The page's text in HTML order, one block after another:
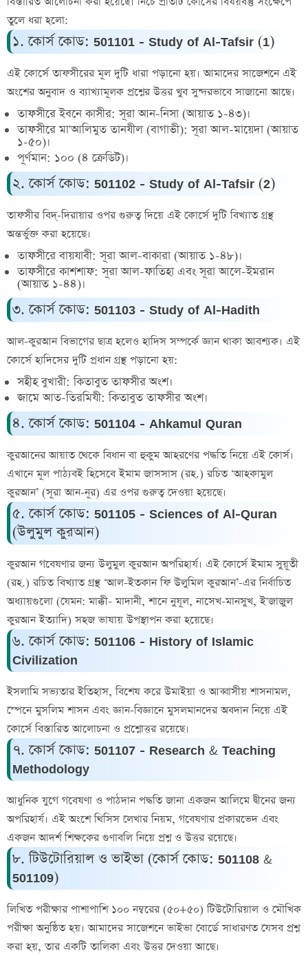
তুলে ধরা হলো:
১. কোর্স কোড: 501101 - Study of Al-Tafsir (1)
এই কোর্সে তাফসীরের মূল দুটি ধারা পড়ানো হয়। আমাদের সাজেশনে এই
অংশের অনুবাদ ও ব্যাখ্যামূলক প্রশ্নের উত্তর খুব সুন্দরভাবে সাজানো আছে।
তাফসীরে ইবনে কাসীর: সূরা আন-নিসা (আয়াত ১-৪৩)।
তাফসীরে মা'আলিমুত তানযীল (বাগাভী): সূরা আল-মায়েদা (আয়াত
১-৫০)।
পূর্ণমান: ১০০ (৪ ক্রেডিট)।
২. কোর্স কোড: 501102 - Study of Al-Tafsir (2)
তাফসীর বিদ্-দিরায়ার ওপর গুরুত্ব দিয়ে এই কোর্সে দুটি বিখ্যাত গ্রন্থ
অন্তর্ভুক্ত করা হয়েছে।
তাফসীরে বায়যাবী: সূরা আল-বাকারা (আয়াত ১-৪৮)।
তাফসীরে কাশশাফ: সূরা আল-ফাতিহা এবং সূরা আলে-ইমরান
(আয়াত ১-৪৪)।
৩. কোর্স কোড: 501103 - Study of Al-Hadith
আল-কুরআন বিভাগের ছাত্র হলেও হাদিস সম্পর্কে জ্ঞান থাকা আবশ্যক। এই
কোর্সে হাদিসের দুটি প্রধান গ্রন্থ পড়ানো হয়:
সহীহ বুখারী: কিতাবুত তাফসীর অংশ।
জামে আত-তিরমিযী: কিতাবুত তাফসীর অংশ।
৪. কোর্স কোড: 501104 - Ahkamul Quran
কুরআনের আয়াত থেকে বিধান বা হুকুম আহরণের পদ্ধতি নিয়ে এই কোর্স।
এখানে মূল পাঠ্যবই হিসেবে ইমাম জাসসাস (রহ.) রচিত ‘আহকামুল
কুরআন’ (সূরা আন-নূর) এর ওপর গুরুত্ব দেওয়া হয়েছে।
৫. কোর্স কোড: 501105 - Sciences of Al-Quran
(উলুমুল কুরআন)
কুরআন গবেষণার জন্য উলুমুল কুরআন অপরিহার্য। এই কোর্সে ইমাম সুয়ূতী
(রহ.) রচিত বিখ্যাত গ্রন্থ ‘আল-ইতকান ফি উলুমিল কুরআন’-এর নির্বাচিত
অধ্যায়গুলো (যেমন: মাক্কী- মাদানী, শানে নুযূল, নাসেখ-মানসুখ, ই'জাজুল
কুরআন ইত্যাদি) সহজ ভাষায় উপস্থাপন করা হয়েছে।
৬. কোর্স কোড: 501106 - History of Islamic
Civilization
ইসলামি সভ্যতার ইতিহাস, বিশেষ করে উমাইয়া ও আব্বাসীয় শাসনামল,
স্পেনে মুসলিম শাসন এবং জ্ঞান-বিজ্ঞানে মুসলমানদের অবদান নিয়ে এই
কোর্সে বিস্তারিত আলোচনা ও প্রশ্নোত্তর রয়েছে।
৭. কোর্স কোড: 501107 - Research & Teaching
Methodology
আধুনিক যুগে গবেষণা ও পাঠদান পদ্ধতি জানা একজন আলিমে দ্বীনের জন্য
অপরিহার্য। এই অংশে থিসিস লেখার নিয়ম, গবেষণার প্রকারভেদ এবং
একজন আদর্শ শিক্ষকের গুণাবলি নিয়ে প্রশ্ন ও উত্তর রয়েছে।
৮. টিউটোরিয়াল ও ভাইভা (কোর্স কোড: 501108 &
501109)
লিখিত পরীক্ষার পাশাপাশি ১০০ নম্বরের (৫০+৫০) টিউটোরিয়াল ও মৌখিক
পরীক্ষা অনুষ্ঠিত হয়। আমাদের সাজেশনে ভাইভা বোর্ডে সাধারণত যেসব প্রশ্ন
করা হয়, তার একটি তালিকা এবং উত্তর দেওয়া আছে।